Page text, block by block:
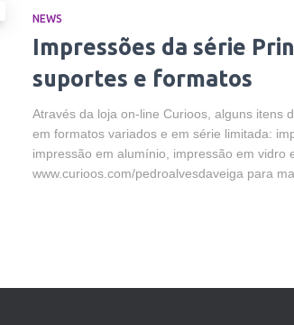
NEWS
Impressões da série
suportes e formatos
Através da loja on-line Curioos, alguns itens
em formatos variados e em série limitada:
impressão em alumínio, impressão em vidro
www.curioos.com/pedroalvesdaveiga para